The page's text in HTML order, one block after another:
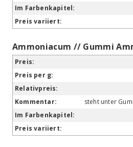
Ammoniacum // Gummi
steht unter